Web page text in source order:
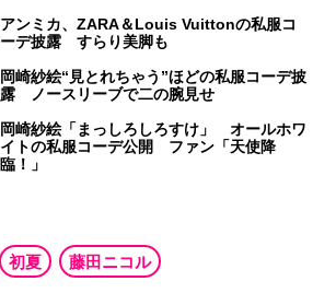
アンミカ、ZARA＆Louis Vuittonの私服コ
ーデ披露 すらり美脚も
岡崎紗絵“見とれちゃう”ほどの私服コーデ披
露 ノースリーブで二の腕見せ
岡崎紗絵「まっしろしろすけ」 オールホワ
イトの私服コーデ公開 ファン「天使降
臨！」
初夏 藤田ニコル